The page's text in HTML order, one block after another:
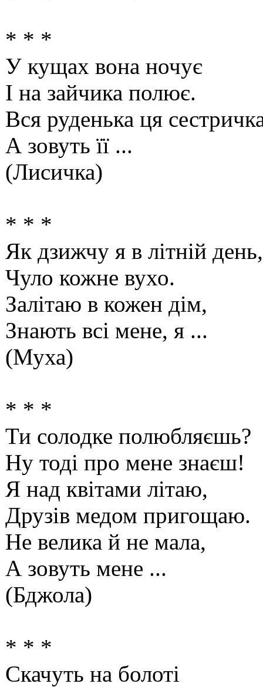
* * *
У кущах вона ночує
І на зайчика полює.
Вся руденька ця
А зовуть її ...
(Лисичка)
* * *
Як дзижчу я в літній день,
Чуло кожне вухо.
Залітаю в кожен дім,
Знають всі мене, я ...
(Муха)
* * *
Ти солодке полюбляєшь?
Ну тоді про мене знаєш!
Я над квітами літаю,
Друзів медом пригощаю.
Не велика й не мала,
А зовуть мене ...
(Бджола)
* * *
Скачуть на болоті